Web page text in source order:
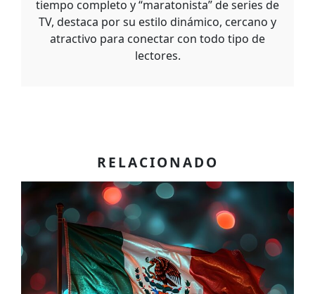
tiempo completo y “maratonista” de series de
TV, destaca por su estilo dinámico, cercano y
atractivo para conectar con todo tipo de
lectores.
RELACIONADO